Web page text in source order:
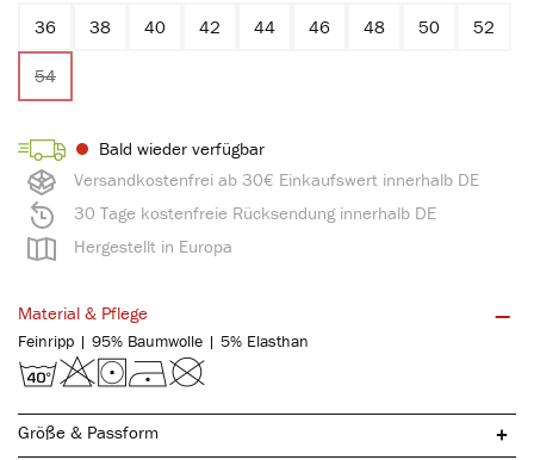
Versandkostenfrei ab 30€ Einkaufswert innerhalb DE
30 Tage kostenfreie Rücksendung innerhalb DE
Hergestellt in Europa
Bald wieder verfügbar
36 38 40 42 44 46 48 50 52
54(Diese Option ist zurzeit nicht verfügbar.)
Material & Pflege
Feinripp | 95% Baumwolle | 5% Elasthan
Größe & Passform